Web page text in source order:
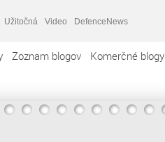
Užitočná Video DefenceNews
Zoznam blogov Komerčné blogy